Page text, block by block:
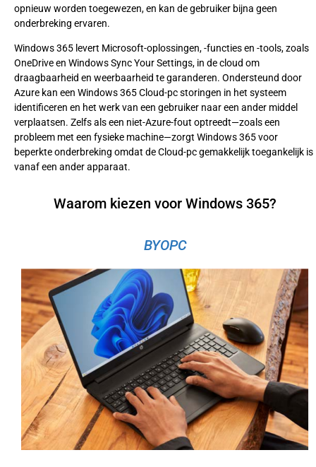
opnieuw worden toegewezen, en kan de gebruiker bijna geen
onderbreking ervaren.
Windows 365 levert Microsoft-oplossingen, -functies en -tools, zoals
OneDrive en Windows Sync Your Settings, in de cloud om
draagbaarheid en weerbaarheid te garanderen. Ondersteund door
Azure kan een Windows 365 Cloud-pc storingen in het systeem
identificeren en het werk van een gebruiker naar een ander middel
verplaatsen. Zelfs als een niet-Azure-fout optreedt—zoals een
probleem met een fysieke machine—zorgt Windows 365 voor
beperkte onderbreking omdat de Cloud-pc gemakkelijk toegankelijk is
vanaf een ander apparaat.
Waarom kiezen voor Windows 365?
BYOPC